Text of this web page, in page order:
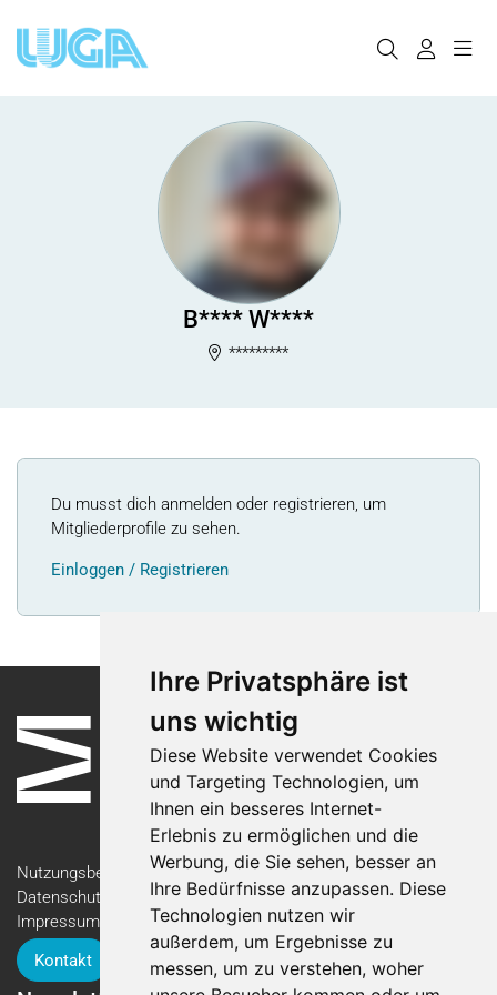
Ihre Privatsphäre ist
uns wichtig
Diese Website verwendet Cookies
und Targeting Technologien, um
Ihnen ein besseres Internet-
Erlebnis zu ermöglichen und die
Werbung, die Sie sehen, besser an
Ihre Bedürfnisse anzupassen. Diese
Technologien nutzen wir
außerdem, um Ergebnisse zu
messen, um zu verstehen, woher
B**** W****
*********
Du musst dich anmelden oder registrieren, um
Mitgliederprofile zu sehen.
Einloggen / Registrieren
Nutzungsbedingungen
Datenschutzerklärung
Impressum
Kontakt